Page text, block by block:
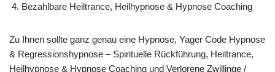
Bezahlbare Heiltrance, Heilhypnose & Hypnose Coaching
Zu Ihnen sollte ganz genau eine Hypnose, Yager Code Hypnose
& Regressionshypnose – Spirituelle Rückführung, Heiltrance,
Heilhypnose & Hypnose Coaching und Verlorene Zwillinge /